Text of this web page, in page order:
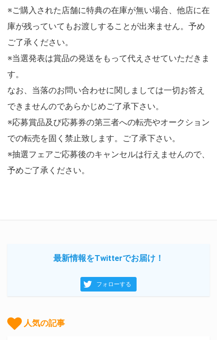
※ご購入された店舗に特典の在庫が無い場合、他店に在
庫が残っていてもお渡しすることが出来ません。予め
ご了承ください。
※当選発表は賞品の発送をもって代えさせていただきま
す。
なお、当落のお問い合わせに関しましては一切お答え
できませんのであらかじめご了承下さい。
※応募賞品及び応募券の第三者への転売やオークション
での転売を固く禁止致します。ご了承下さい。
※抽選フェアご応募後のキャンセルは行えませんので、
予めご了承ください。
最新情報をTwitterでお届け！
フォローする
人気の記事